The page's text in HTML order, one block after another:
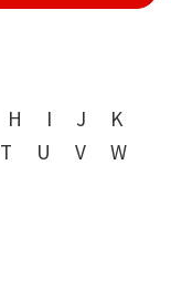
H I J
K
T U V
W